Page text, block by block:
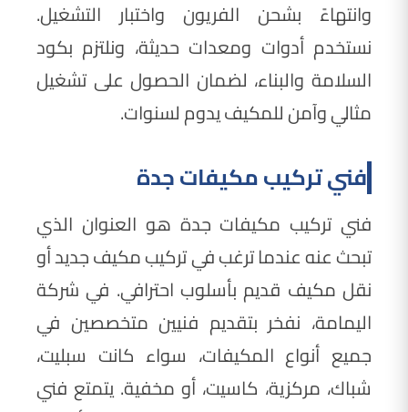
وانتهاءً بشحن الفريون واختبار التشغيل.
نستخدم أدوات ومعدات حديثة، ونلتزم بكود
السلامة والبناء، لضمان الحصول على تشغيل
مثالي وآمن للمكيف يدوم لسنوات.
فني تركيب مكيفات جدة
فني تركيب مكيفات جدة هو العنوان الذي
تبحث عنه عندما ترغب في تركيب مكيف جديد أو
نقل مكيف قديم بأسلوب احترافي. في شركة
اليمامة، نفخر بتقديم فنيين متخصصين في
جميع أنواع المكيفات، سواء كانت سبليت،
شباك، مركزية، كاسيت، أو مخفية. يتمتع فني